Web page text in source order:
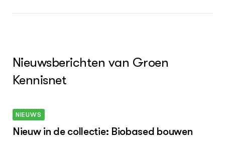
de bioconomy.
Nieuwsberichten van Groen
Kennisnet
NIEUWS
Nieuw in de collectie: Biobased bouwen